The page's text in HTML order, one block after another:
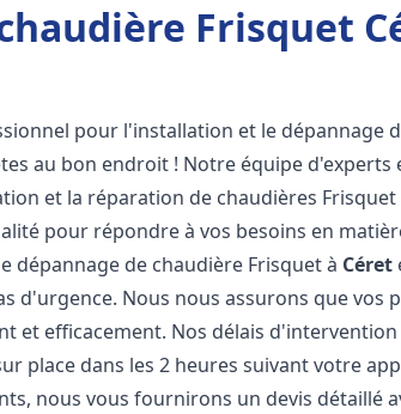
Frisquet
pour l'installation et le dépannage
au bon endroit ! Notre équipe d'experts
et la réparation de chaudières Frisquet
pour répondre à vos besoins en
dépannage de chaudière Frisquet à Céret
d'urgence. Nous nous assurons que vos
et efficacement. Nos délais
place dans les 2 heures suivant votre
nous vous fournirons un devis détaillé